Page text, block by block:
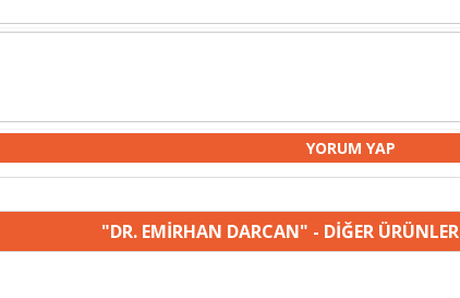
"DR. EMİRHAN DARCAN" - DİĞER ÜRÜNLER